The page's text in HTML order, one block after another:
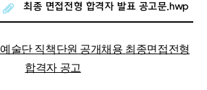
최종 면접전형 합격자 발표 공고문.hwp
술단 직책단원 공개채용 최종면접전형
합격자 공고